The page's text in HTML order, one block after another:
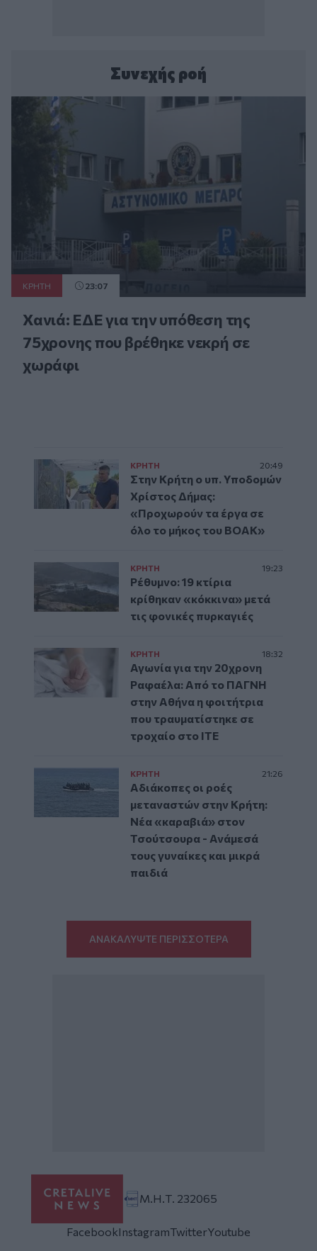
Συνεχής ροή
ΚΡΗΤΗ 23:07
Χανιά: ΕΔΕ για την υπόθεση της
75χρονης που βρέθηκε νεκρή σε
χωράφι
ΚΡΗΤΗ 20:49
Στην Κρήτη ο υπ. Υποδομών
Χρίστος Δήμας:
«Προχωρούν τα έργα σε
όλο το μήκος του ΒΟΑΚ»
ΚΡΗΤΗ 19:23
Ρέθυμνο: 19 κτίρια
κρίθηκαν «κόκκινα» μετά
τις φονικές πυρκαγιές
ΚΡΗΤΗ 18:32
Αγωνία για την 20χρονη
Ραφαέλα: Από το ΠΑΓΝΗ
στην Αθήνα η φοιτήτρια
που τραυματίστηκε σε
τροχαίο στο ΙΤΕ
ΚΡΗΤΗ 21:26
Αδιάκοπες οι ροές
μεταναστών στην Κρήτη:
Νέα «καραβιά» στον
Τσούτσουρα - Ανάμεσά
τους γυναίκες και μικρά
παιδιά
ΑΝΑΚΑΛΥΨΤΕ ΠΕΡΙΣΣΟΤΕΡΑ
Μ.Η.Τ. 232065
FacebookInstagramTwitterYoutube